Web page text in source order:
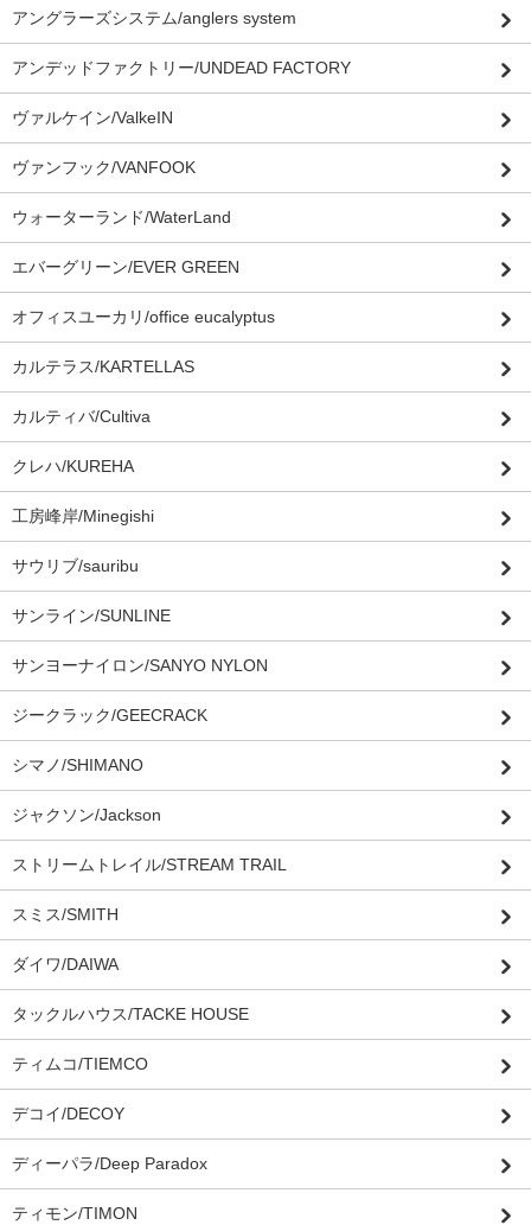
アングラーズシステム/anglers system
アンデッドファクトリー/UNDEAD FACTORY
ヴァルケイン/ValkeIN
ヴァンフック/VANFOOK
ウォーターランド/WaterLand
エバーグリーン/EVER GREEN
オフィスユーカリ/office eucalyptus
カルテラス/KARTELLAS
カルティバ/Cultiva
クレハ/KUREHA
工房峰岸/Minegishi
サウリブ/sauribu
サンライン/SUNLINE
サンヨーナイロン/SANYO NYLON
ジークラック/GEECRACK
シマノ/SHIMANO
ジャクソン/Jackson
ストリームトレイル/STREAM TRAIL
スミス/SMITH
ダイワ/DAIWA
タックルハウス/TACKE HOUSE
ティムコ/TIEMCO
デコイ/DECOY
ディーパラ/Deep Paradox
ティモン/TIMON